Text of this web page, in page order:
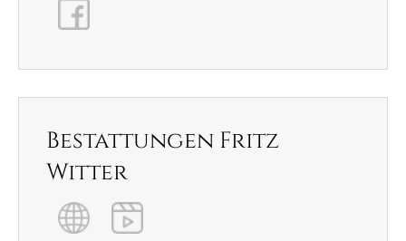
Bestattungen Fritz
Witter